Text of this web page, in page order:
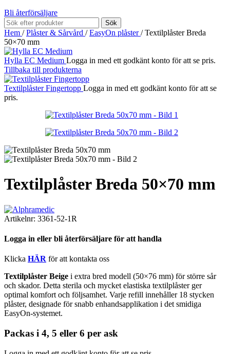
Bli återförsäljare
Sök
Hem / Plåster & Sårvård / EasyOn plåster/ Textilplåster Breda
50×70 mm
Hylla EC Medium Logga in med ett godkänt konto för att se pris.
Tillbaka till produkterna
Textilplåster Fingertopp Logga in med ett godkänt konto för att se
pris.
Textilplåster Breda 50×70 mm
Artikelnr: 3361-52-1R
Logga in eller bli återförsäljare för att handla
Klicka HÄR för att kontakta oss
Textilplåster Beige i extra bred modell (50×76 mm) för större sår
och skador. Detta sterila och mycket elastiska textilplåster ger
optimal komfort och följsamhet. Varje refill innehåller 18 stycken
plåster, designade för snabb enhandsapplikation i det smidiga
EasyOn-systemet.
Packas i 4, 5 eller 6 per ask